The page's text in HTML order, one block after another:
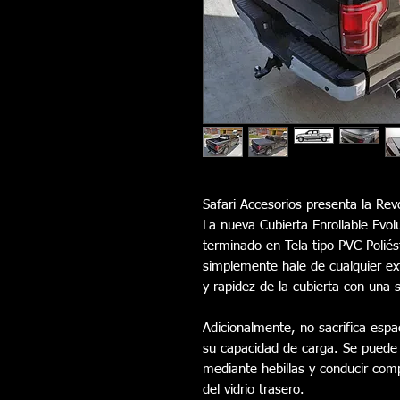
Safari Accesorios presenta la
La nueva Cubierta Enrollable
terminado en Tela tipo PVC
simplemente hale de cualquier
y rapidez de la cubierta con una
Adicionalmente, no sacrifica
su capacidad de carga. Se
mediante hebillas y conducir
del vidrio trasero.